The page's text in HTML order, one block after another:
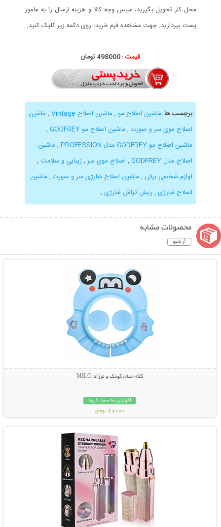
محل کار تحویل بگیرید، سپس وجه کالا و هزینه ارسال را به مامور
پست بپردازید. جهت مشاهده فرم خرید، روی دکمه زیر کلیک کنید.
قیمت :498000 تومان
برچسب ها:ماشین اصلاح مو , ماشین اصلاح Vintage , ماشین
اصلاح موی سر و صورت , ماشین اصلاح مو GODFREY
,
ماشین اصلاح مو GODFREY مدل PROFESSION
, ماشین
اصلاح مدل GODFREY
, اصلاح موی سر , زیبایی و سلامت ,
لوازم شخصی برقی , ماشین اصلاح شارژی سر و صورت , ماشین
اصلاح شارژی , ریش تراش شارژی ,
محصولات مشابه
آرشیو
کلاه حمام کودک و نوزاد MILO
افزودن به سبد خرید
69000 تومان
نمایش توضیحات بیشتر